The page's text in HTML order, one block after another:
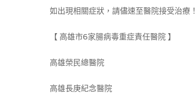
如出現相關症狀，請儘速至醫院接受治療！
【 高雄市6家腸病毒重症責任醫院 】
高雄榮民總醫院
高雄長庚紀念醫院